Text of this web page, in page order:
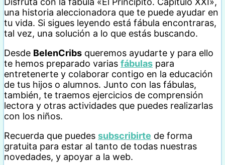
una historia aleccionadora que te puede ayudar en
tu vida. Si sigues leyendo está fábula encontraras,
tal vez, una solución a lo que estás buscando.
Desde BelenCribs queremos ayudarte y para ello
te hemos preparado varias fábulas para
entretenerte y colaborar contigo en la educación
de tus hijos o alumnos. Junto con las fábulas,
también, te traemos ejercicios de comprensión
lectora y otras actividades que puedes realizarlas
con los niños.
Recuerda que puedes subscribirte de forma
gratuita para estar al tanto de todas nuestras
novedades, y apoyar a la web.